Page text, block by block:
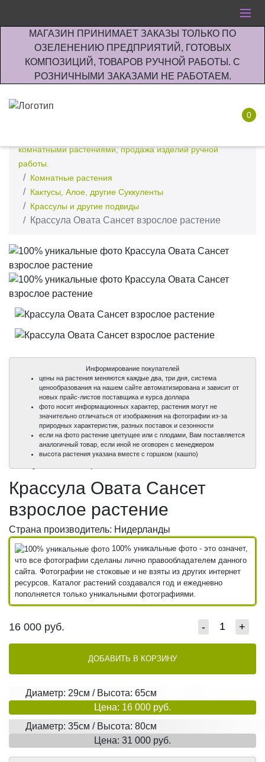
МАГАЗИН ПРИНИМАЕТ ЗАКАЗЫ ТОЛЬКО ПО
ОЗЕЛЕНЕНИЮ ПРЕДПРИЯТИЙ, ГОТОВЫХ
КОМПОЗИЦИЙ, ТОВАРОВ РУЧНОЙ РАБОТЫ. С
РОЗНИЧНЫМИ ЗАКАЗАМИ НЕ РАБОТАЕМ.
0
комнатными растениями, продажа изделий ручной
работы.
Комнатные растения
Кактусы, Алое, другие Суккуленты
Крассулы и другие подвиды
Крассула Овата Сансет взрослое растение
100%
100%
Информирование покупателей
цены на растения меняются каждые два, три дня, система
ценообразования на нашем сайте автоматизирована и зависит от
новых прайс-листов поставщика и курса доллара
фото носит информационных характер, растения могут не
значительно отличаться от изображения на фотографии из-за
природных характеристик, разных поставок и сезонности
если на фото растение цветущее или с плодами, Вам поставляется
аналогичный товар, если иной не оговорен с менеджером
высота растения указана вместе с горшком (кашпо)
Крассула Овата Сансет
взрослое растение
Страна производитель: Нидерланды
100% уникальные фото - это означет,
что все фотографии сделаны лично правообладателем данного
сайта. Фотографии не стоковые и не взяты из других интернет
ресурсов. Каталог растений создавался год и ежедневно
пополняется только уникальными фотографиями.
16 000 руб. - +
ДОБАВИТЬ В КОРЗИНУ
Диаметр: 29см / Высота: 65см
Цена: 16 000 руб.
Диаметр: 35см / Высота: 80см
Цена: 31 000 руб.